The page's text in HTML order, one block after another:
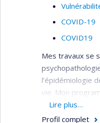
COVID-19
COVID19
Mes travaux se
l’épidémiologie
vie. Mon
l’étude de la
des facteurs de
Lire plus…
Profil complet